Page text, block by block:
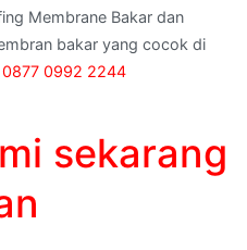
Membrane Bakar dan
bakar yang cocok di
0877 0992 2244
sekarang